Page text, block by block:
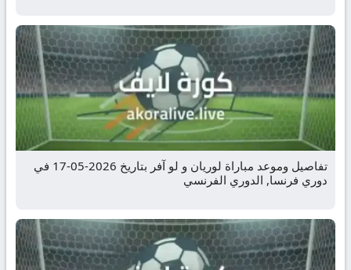
تفاصيل وموعد مباراة لوريان و لو آفر بتاريخ 2026-05-17 في
دوري فرنسا, الدوري الفرنسي